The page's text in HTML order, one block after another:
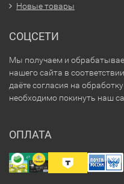
Новые товары
СОЦСЕТИ
Мы получаем и
нашего сайта в
даёте согласия на
необходимо покинуть наш
ОПЛАТА